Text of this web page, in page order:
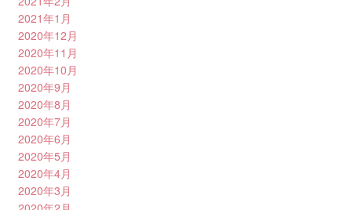
2021年1月
2020年12月
2020年11月
2020年10月
2020年9月
2020年8月
2020年7月
2020年6月
2020年5月
2020年4月
2020年3月